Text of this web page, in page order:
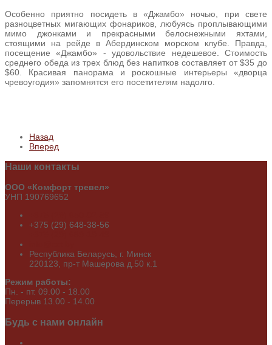
Особенно приятно посидеть в «Джамбо» ночью, при свете
разноцветных мигающих фонариков, любуясь проплывающими
мимо джонками и прекрасными белоснежными яхтами,
стоящими на рейде в Абердинском морском клубе. Правда,
посещение «Джамбо» - удовольствие недешевое. Стоимость
среднего обеда из трех блюд без напитков составляет от $35 до
$60. Красивая панорама и роскошные интерьеры «дворца
чревоугодия» запомнятся его посетителям надолго.
Назад
Вперед
Наши контакты
ООО «Комфорт тревел»
УНП 190769652
+375 (29) 648-38-56
Республика Беларусь, г. Минск
220123, пр-т Машерова д.50 к.1
Режим работы:
Пн. - пт. 09.00 - 18.00
Перерыв 13.00 - 14.00
Будь с нами онлайн